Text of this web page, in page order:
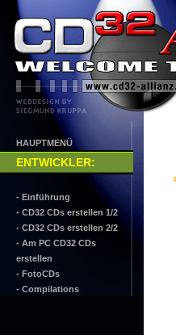
HAUPTMENÜ
ENTWICKLER:
- Einführung
- CD32 CDs erstellen 1/2
- CD32 CDs erstellen 2/2
- Am PC CD32 CDs
erstellen
- FotoCDs
- Compilations